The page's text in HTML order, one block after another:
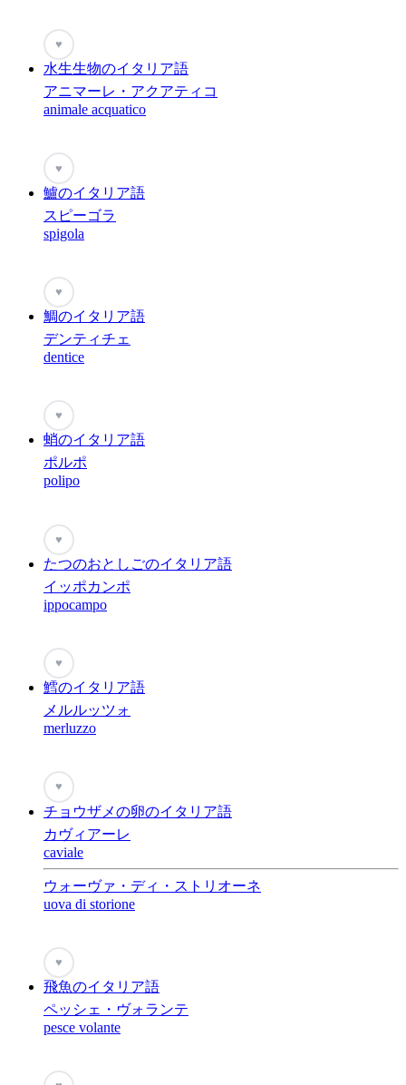
♥
水生生物のイタリア語
アニマーレ・アクアティコ
animale acquatico
♥
鱸のイタリア語
スピーゴラ
spigola
♥
鯛のイタリア語
デンティチェ
dentice
♥
蛸のイタリア語
ポルポ
polipo
♥
たつのおとしごのイタリア語
イッポカンポ
ippocampo
♥
鱈のイタリア語
メルルッツォ
merluzzo
♥
チョウザメの卵のイタリア語
カヴィアーレ
caviale
ウォーヴァ・ディ・ストリオーネ
uova di storione
♥
飛魚のイタリア語
ペッシェ・ヴォランテ
pesce volante